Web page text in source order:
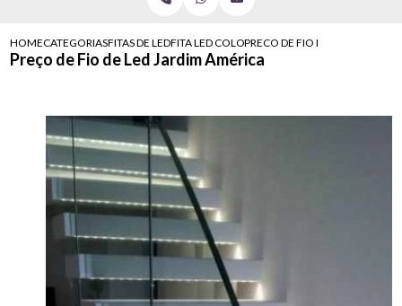
HOMECATEGORIASFITAS DE LEDFITA LED COLORIDA COM CONTROLE
PRECO DE FIO DE LED JARDIM
Preço de Fio de Led Jardim América